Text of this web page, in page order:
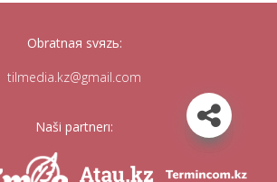
Obratnaя svяzь:
tilmedia.kz@gmail.com
Naši partnerı: